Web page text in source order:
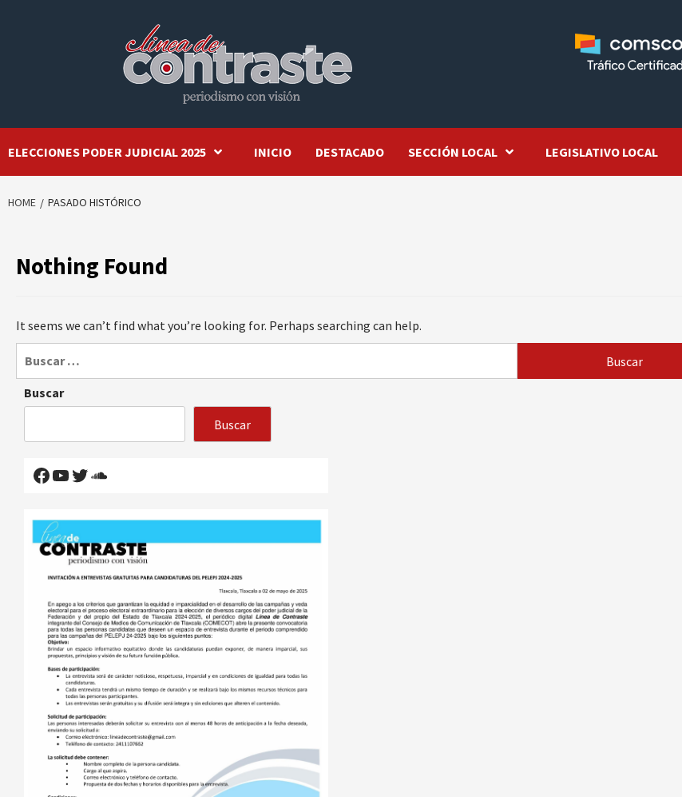
ELECCIONES PODER JUDICIAL 2025 INICIO DESTACADO SECCIÓN LOCAL LEGISLATIVO LOCAL
HOME PASADO HISTÓRICO
Nothing Found
It seems we can’t find what you’re looking for. Perhaps searching can help.
Buscar
Buscar
Facebook
YouTube
Twitter
SoundCloud